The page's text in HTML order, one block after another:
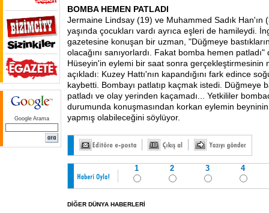
Google Arama
BOMBA HEMEN PATLADI
Jermaine Lindsay (19) ve Muhammed Sadık Han'ın
yaşında çocukları vardı ayrıca eşleri de hamileydi.
gazetesine konuşan bir uzman, "Düğmeye
olacağını sanıyorlardı. Fakat bomba hemen
Hüseyin'in eylemi bir saat sonra gerçekleştirmesinin
açıkladı: Kuzey Hattı'nın kapandığını fark edince
kaybetti. Bombayı patlatıp kaçmak istedi. Düğmeye
patladı ve olay yerinden kaçamadı... Yetkililer
durumunda konuşmasından korkan eylemin
yapmış olabileceğini söylüyor.
1 2 3 4
DİĞER DÜNYA HABERLERİ